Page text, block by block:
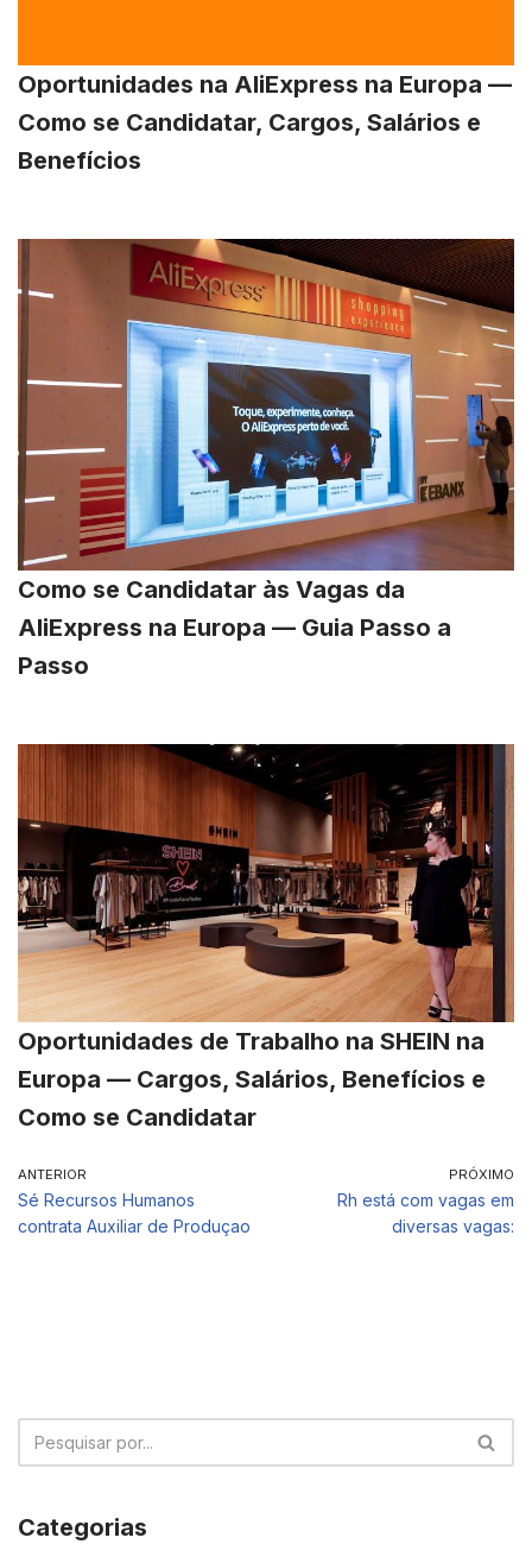
Oportunidades na AliExpress na Europa —
Como se Candidatar, Cargos, Salários e
Benefícios
Como se Candidatar às Vagas da
AliExpress na Europa — Guia Passo a
Passo
Oportunidades de Trabalho na SHEIN na
Europa — Cargos, Salários, Benefícios e
Como se Candidatar
ANTERIOR
Sé Recursos Humanos
contrata Auxiliar de Produçao
PRÓXIMO
Rh está com vagas em
diversas vagas:
Categorias